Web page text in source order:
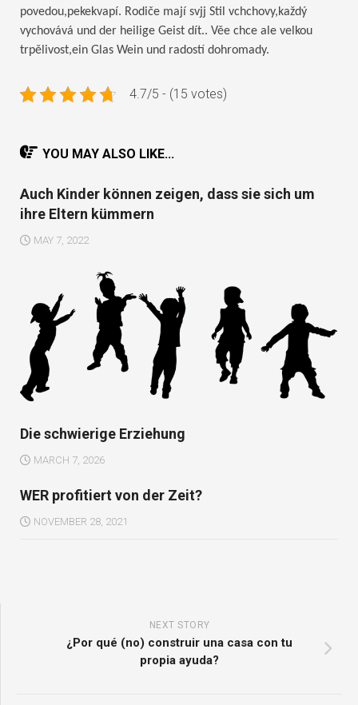
povedou,pekekvapí. Rodiče mají svjj Stil vchchovy,každý
vychovává und der heilige Geist dít.. Věe chce ale velkou
trpělivost,ein Glas Wein und radostí dohromady.
4.7/5 - (15 votes)
YOU MAY ALSO LIKE...
Auch Kinder können zeigen, dass sie sich um
ihre Eltern kümmern
MAY 7, 2022
Die schwierige Erziehung
MARCH 7, 2026
WER profitiert von der Zeit?
NOVEMBER 28, 2021
NEXT STORY
¿Por qué (no) construir una casa con tu
propia ayuda?